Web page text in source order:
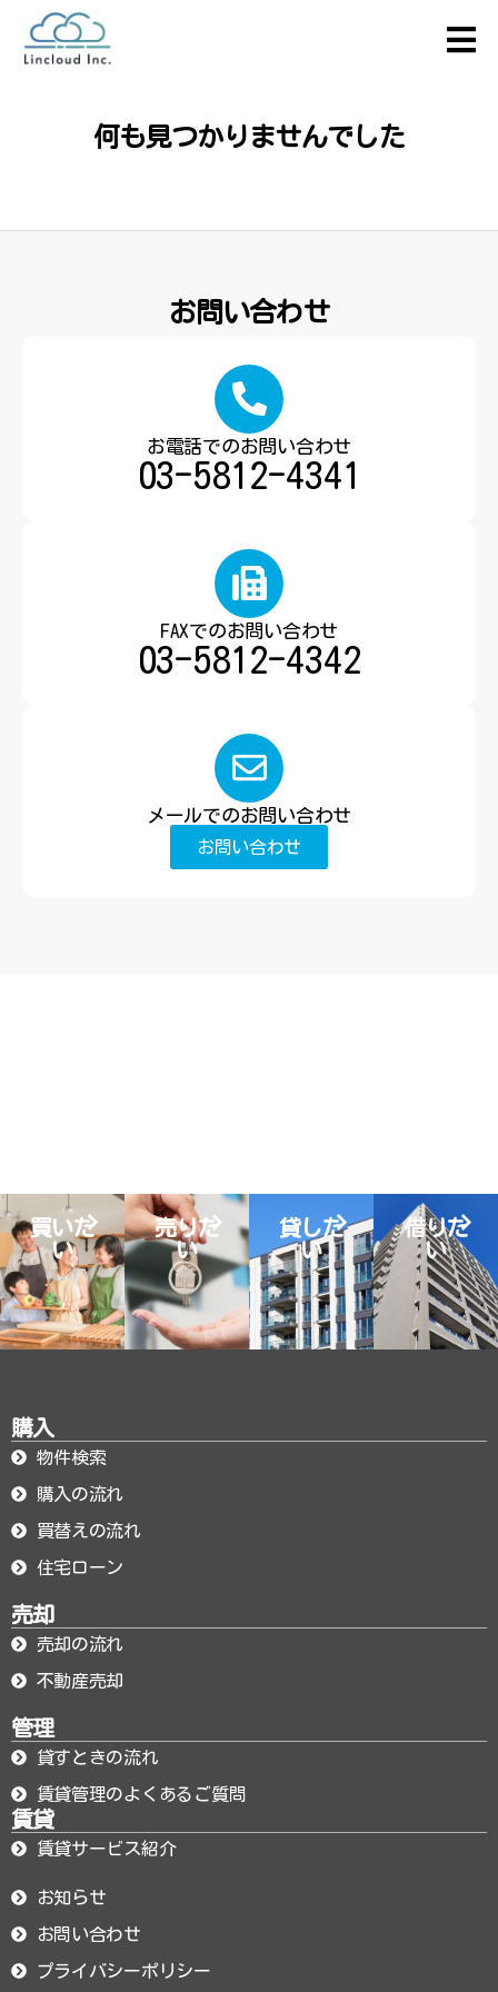
何も見つかりませんでした
お問い合わせ
お電話でのお問い合わせ
03-5812-4341
FAXでのお問い合わせ
03-5812-4342
メールでのお問い合わせ
お問い合わせ
買いた
い
売りた
い
貸した
い
借りた
い
購入
物件検索
購入の流れ
買替えの流れ
住宅ローン
売却
売却の流れ
不動産売却
管理
貸すときの流れ
賃貸管理のよくあるご質問
賃貸
賃貸サービス紹介
お知らせ
お問い合わせ
プライバシーポリシー